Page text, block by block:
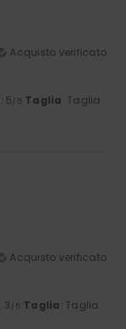
Acquisto verificato
: 5/5 Taglia: Taglia
Acquisto verificato
: 3/5 Taglia: Taglia